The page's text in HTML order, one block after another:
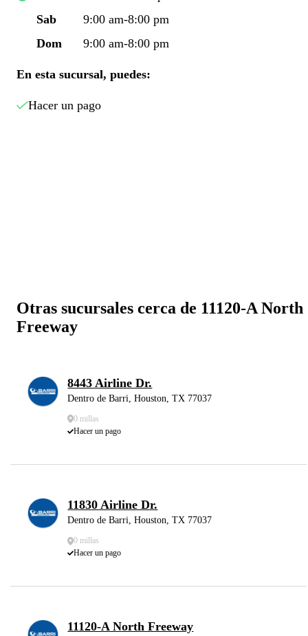
Sab
9:00 am-8:00 pm
Dom
9:00 am-8:00 pm
En esta sucursal, puedes:
Hacer un pago
Otras sucursales cerca de 11120-A North
Freeway
8443 Airline Dr.
Dentro de Barri, Houston, TX 77037
0 millas
Hacer un pago
11830 Airline Dr.
Dentro de Barri, Houston, TX 77037
0 millas
Hacer un pago
11120-A North Freeway